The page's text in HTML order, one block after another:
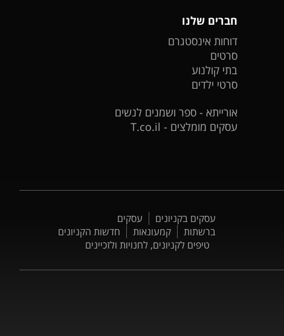
חברים שלנו
דוחות אינסטגרם
סרטים
בתי קולנוע
סרטי ילדים
אורייתא - ספר ושמנים לנשים
עסקים מומלצים - T.co.il
עסקים בקניונים
עסקים
ברשתות
קמעונאות
חדשות הקניונים
טיפים לקניונים, לחנויות ולזכיינים